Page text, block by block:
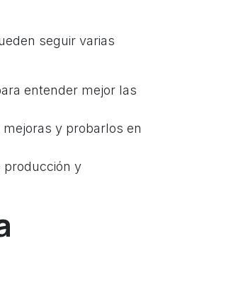
seguir varias
entender mejor las
y probarlos en
producción y